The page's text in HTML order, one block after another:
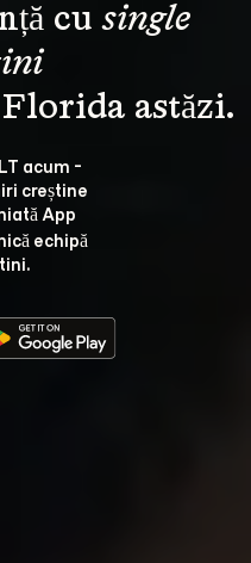
cu single
acum -
creștine
App
echipă